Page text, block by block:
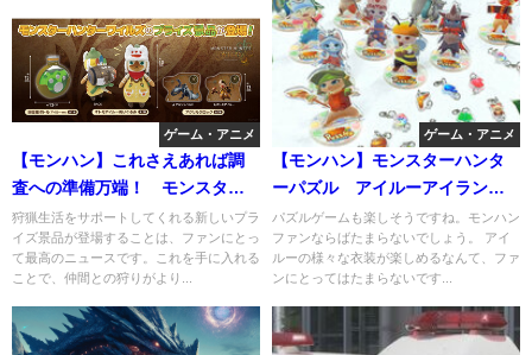
ゲーム・アニメ
【モンハン】これさえあれば調
査への準備万端！ モンスター
ハンターワイルズから狩猟生活
が楽しくなるプライズ景品が登
場！
狩猟生活をサポートしてくれる新しいプラ
イズ景品が登場することは、ファンにとっ
て最高のニュースです。これを手に入れる
ことで、仲間との狩りがより...
ゲーム・アニメ
【モンハン】モンスターハンタ
ーパズル アイルーアイランド
やってみたｗかわゆい
パズルゲームも楽しそうですね。モンハン
ファンならばたまらないでしょう。 アイ
ルーの様々な衣装が楽しめるなんて、ファ
ンにとってはたまらないです...